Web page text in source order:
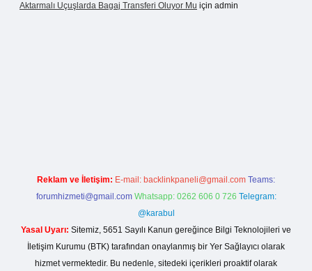
Aktarmalı Uçuşlarda Bagaj Transferi Oluyor Mu için admin
Reklam ve İletişim: E-mail: backlinkpaneli@gmail.com Teams:
forumhizmeti@gmail.com Whatsapp: 0262 606 0 726 Telegram:
@karabul
Yasal Uyarı: Sitemiz, 5651 Sayılı Kanun gereğince Bilgi Teknolojileri ve
İletişim Kurumu (BTK) tarafından onaylanmış bir Yer Sağlayıcı olarak
hizmet vermektedir. Bu nedenle, sitedeki içerikleri proaktif olarak